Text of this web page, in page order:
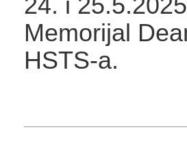
Memorijal
HSTS-a.